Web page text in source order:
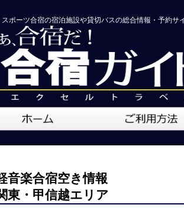
スポーツ合宿の宿泊施設や貸切バスの総合情報・予約
音楽合宿空き情報
東・甲信越エリア